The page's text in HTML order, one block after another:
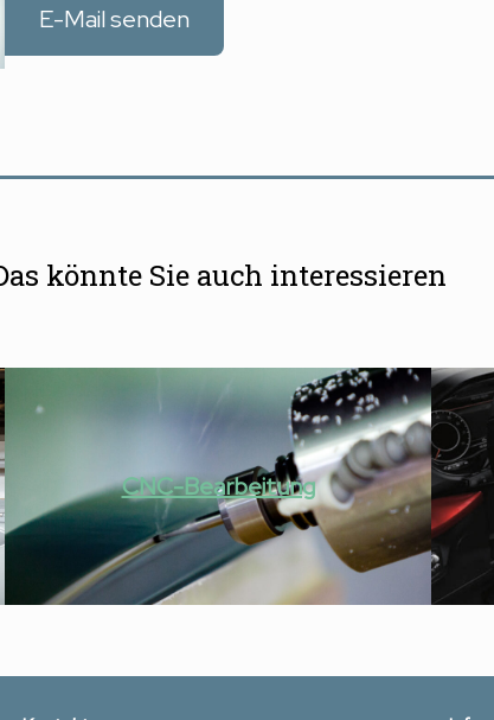
E-Mail senden
könnte Sie auch interessieren
CNC-Bearbeitung